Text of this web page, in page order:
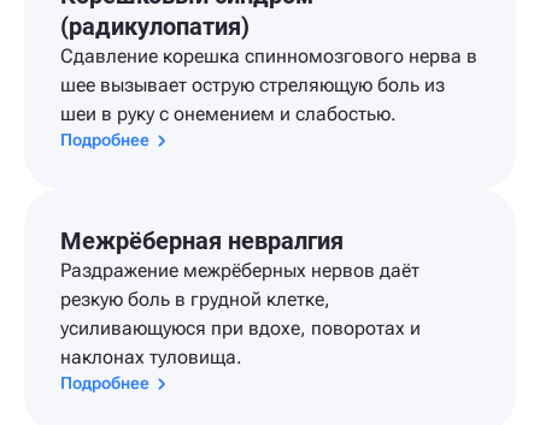
(радикулопатия)
Сдавление корешка спинномозгового нерва в
шее вызывает острую стреляющую боль из
шеи в руку с онемением и слабостью.
Подробнее
Межрёберная невралгия
Раздражение межрёберных нервов даёт
резкую боль в грудной клетке,
усиливающуюся при вдохе, поворотах и
наклонах туловища.
Подробнее